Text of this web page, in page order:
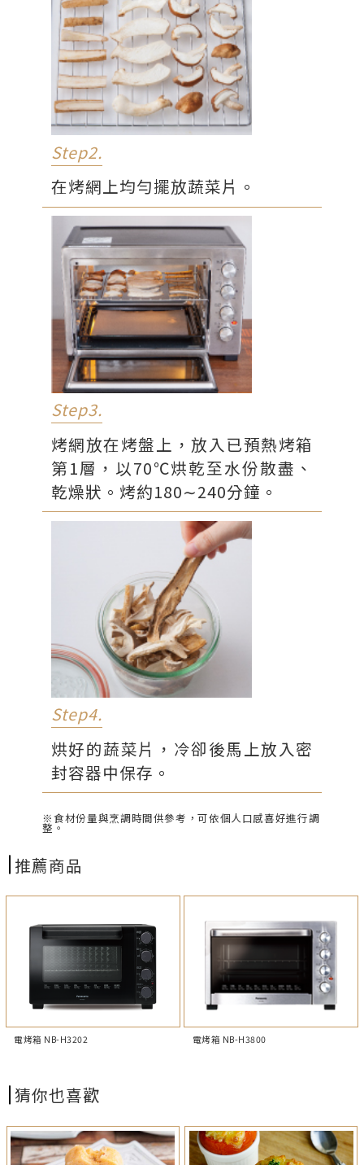
Step2.
在烤網上均勻擺放蔬菜片。
Step3.
烤網放在烤盤上，放入已預熱烤箱
第1層，以70℃烘乾至水份散盡、
乾燥狀。烤約180∼240分鐘。
Step4.
烘好的蔬菜片，冷卻後馬上放入密
封容器中保存。
※食材份量與烹調時間供參考，可依個人口感喜好進行調
整。
推薦商品
電烤箱 NB-H3202 電烤箱 NB-H3800
猜你也喜歡